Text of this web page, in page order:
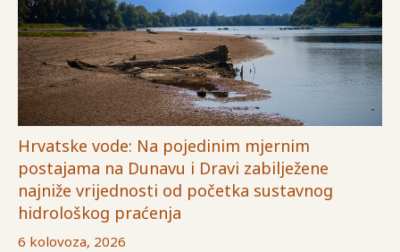
Hrvatske vode: Na pojedinim mjernim
postajama na Dunavu i Dravi zabilježene
najniže vrijednosti od početka sustavnog
hidrološkog praćenja
6 kolovoza, 2026